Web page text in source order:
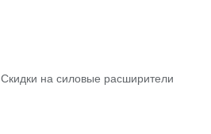
на силовые расширители